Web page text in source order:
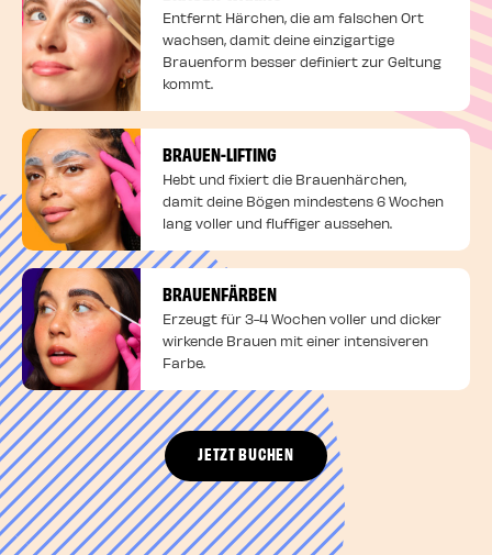
Entfernt Härchen, die am falschen Ort
wachsen, damit deine einzigartige
Brauenform besser definiert zur Geltung
kommt.
BRAUEN-LIFTING
Hebt und fixiert die Brauenhärchen,
damit deine Bögen mindestens 6 Wochen
lang voller und fluffiger aussehen.
BRAUENFÄRBEN
Erzeugt für 3-4 Wochen voller und dicker
wirkende Brauen mit einer intensiveren
Farbe.
JETZT BUCHEN